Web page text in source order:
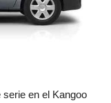
en el Kangoo